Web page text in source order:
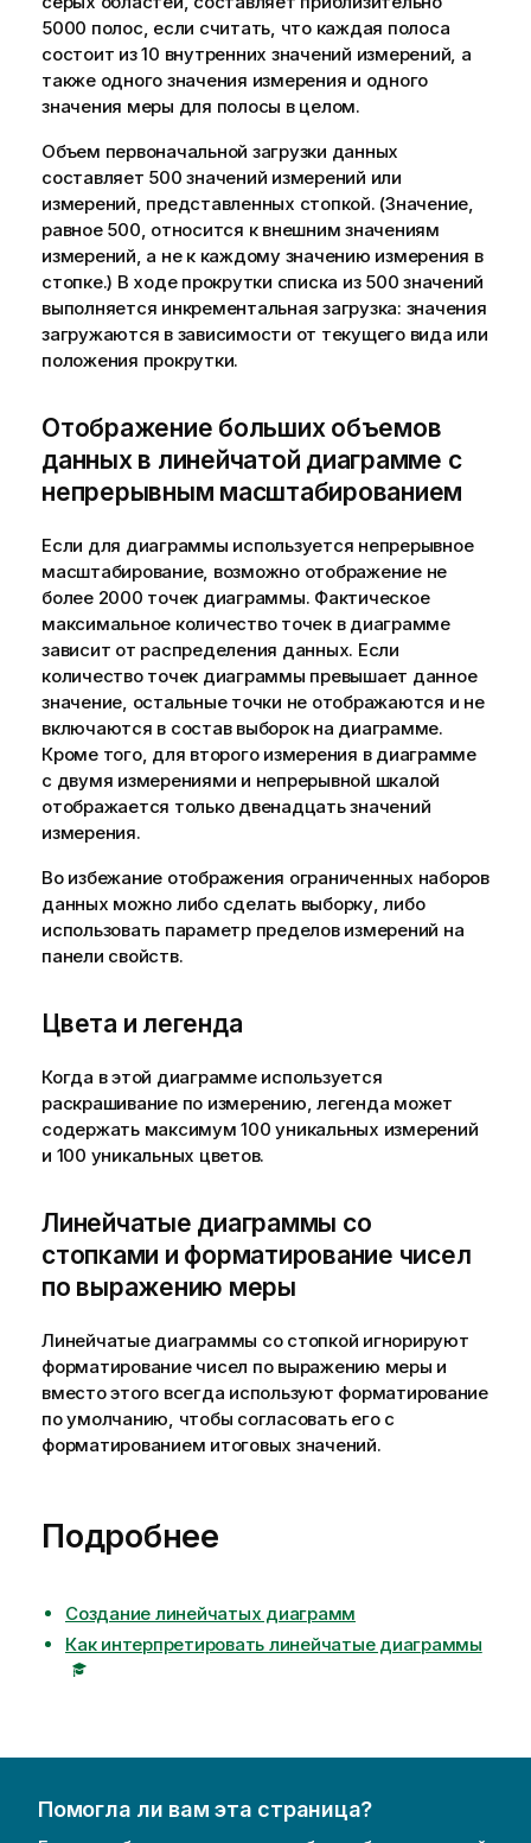
5000 полос, если считать, что каждая полоса
состоит из 10 внутренних значений измерений, а
также одного значения измерения и одного
значения меры для полосы в целом.
Объем первоначальной загрузки данных
составляет 500 значений измерений или
измерений, представленных стопкой. (Значение,
равное 500, относится к внешним значениям
измерений, а не к каждому значению измерения в
стопке.) В ходе прокрутки списка из 500 значений
выполняется инкрементальная загрузка: значения
загружаются в зависимости от текущего вида или
положения прокрутки.
Отображение больших объемов
данных в линейчатой диаграмме с
непрерывным масштабированием
Если для диаграммы используется непрерывное
масштабирование, возможно отображение не
более 2000 точек диаграммы. Фактическое
максимальное количество точек в диаграмме
зависит от распределения данных. Если
количество точек диаграммы превышает данное
значение, остальные точки не отображаются и не
включаются в состав выборокна диаграмме.
Кроме того, для второго измерения в диаграмме
с двумя измерениями и непрерывной шкалой
отображается только двенадцать значений
измерения.
Во избежание отображения ограниченных наборов
данных можно либо сделать выборку, либо
использовать параметр пределов измерений на
панели свойств.
Цвета и легенда
Когда в этой диаграмме используется
раскрашивание по измерению, легенда может
содержать максимум 100 уникальных измерений
и 100 уникальных цветов.
Линейчатые диаграммы со
стопками и форматирование чисел
по выражению меры
Линейчатые диаграммы со стопкой игнорируют
форматирование чисел по выражению меры и
вместо этого всегда используют форматирование
по умолчанию, чтобы согласовать его с
форматированием итоговых значений.
Подробнее
Создание линейчатых диаграмм
Как интерпретировать линейчатые диаграммы
Помогла ли вам эта страница?